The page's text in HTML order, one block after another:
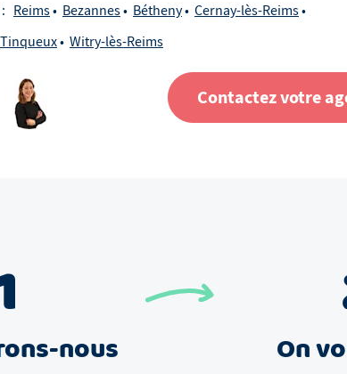
Reims Bezannes Bétheny
Cernay-lès-Reims
Tinqueux Witry-lès-Reims
Contactez votre
nous On